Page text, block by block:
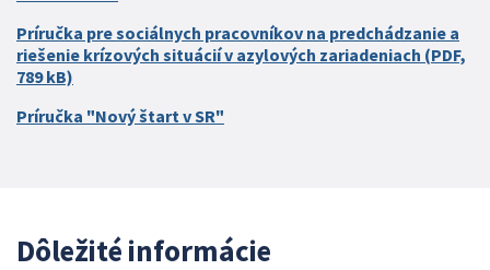
Príručka pre sociálnych pracovníkov na predchádzanie a
riešenie krízových situácií v azylových zariadeniach (PDF,
789 kB)
Príručka "Nový štart v SR"
Dôležité informácie